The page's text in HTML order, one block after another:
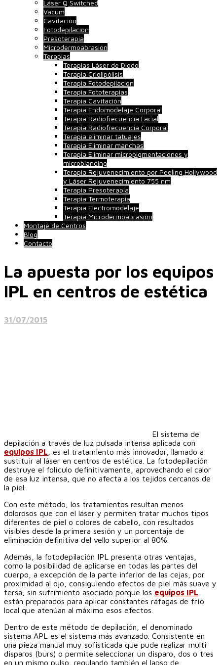
Láser Q Switched
Vacum
Cavitación
Fotodepilación
Presoterapia
Microdermoabrasión
Terapias
Terapias Láser de Diodo
Terapia Criolipólisis
Terapia Fotodepilación
Terapia Fototerapias
Terapia Cavitación
Terapia Endomodelaje Corporal
Terapia Radiofrecuencia Facial
Terapia Radiofrecuencia Corporal
Terapia eliminar tatuajes
Terapia Eliminar manchas
Terapia Eliminar micropigmentaciones y
microblanding
Terapia Rejuvenecimiento por Peeling Hollywood
y Láser Rejuvenecimiento 755 nm
Terapia Presoterapia
Terapia Termoterapia
Terapia Electromodelaje
Terapia Microdermoabrasión
Montaje de Centros
Blog
Contacto
La apuesta por los equipos
IPL en centros de estética
31/07/2015
El sistema de
depilación a través de luz pulsada intensa aplicada con
equipos IPL , es el tratamiento más innovador, llamado a
sustituir al láser en centros de estética. La fotodepilación
destruye el folículo definitivamente, aprovechando el calor
de esa luz intensa, que no afecta a los tejidos cercanos de
la piel.
Con este método, los tratamientos resultan menos
dolorosos que con el láser y permiten tratar muchos tipos
diferentes de piel o colores de cabello, con resultados
visibles desde la primera sesión y un porcentaje de
eliminación definitiva del vello superior al 80%.
Además, la fotodepilación IPL presenta otras ventajas,
como la posibilidad de aplicarse en todas las partes del
cuerpo, a excepción de la parte inferior de las cejas, por
proximidad al ojo, consiguiendo efectos de piel más suave y
tersa, sin sufrimiento asociado porque los equipos IPL
están preparados para aplicar constantes ráfagas de frío
local que atenúan al máximo esos efectos.
Dentro de este método de depilación, el denominado
sistema APL es el sistema más avanzado. Consistente en
una pieza manual muy sofisticada que pude realizar multi
disparos (burs) o permite seleccionar un disparo, dos o tres
en un mismo pulso, regulando también el lapso de